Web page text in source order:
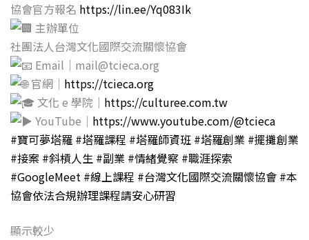
協會官方報名 https://lin.ee/Yq083Ik
主辦單位
社團法人台灣文化國際交流關懷協會
Email｜mail@tcieca.org
官網｜ https://tcieca.org
文化 e 學院｜ https://culturee.com.tw
YouTube｜ https://www.youtube.com/@tcieca
#寶可夢塔羅 #塔羅課程 #塔羅師資班 #塔羅創業 #擺攤創業
#接案 #斜槓人生 #副業 #情緒覺察 #職涯探索
#GoogleMeet #線上課程 #台灣文化國際交流關懷協會 #本
協會依法合規辦理課程請安心研習
顯示較少